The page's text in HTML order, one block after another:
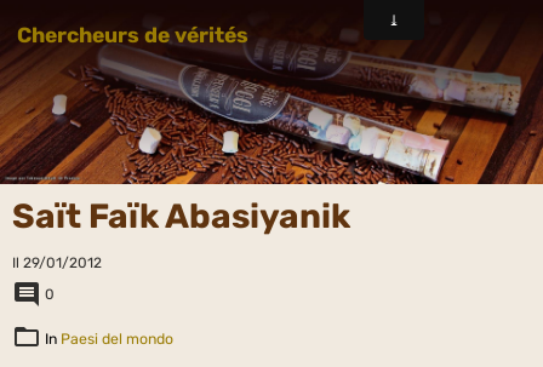
Chercheurs de vérités
Saït Faïk Abasiyanik
Il 29/01/2012
0
In Paesi del mondo